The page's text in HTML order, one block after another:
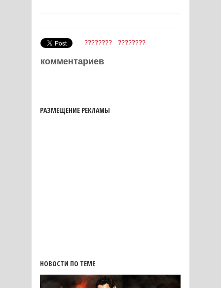
???????? ????????
комментариев
РАЗМЕЩЕНИЕ РЕКЛАМЫ
НОВОСТИ ПО ТЕМЕ